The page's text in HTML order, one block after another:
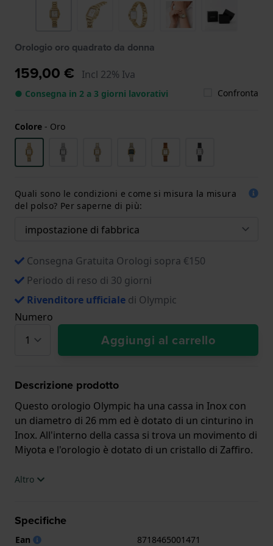
Orologio oro quadrato da donna
159,00 € Incl 22% Iva
● Consegna in 2 a 3 giorni lavorativi Confronta
Colore - Oro
Quali sono le condizioni e come si misura la misura
del polso? Per saperne di più:
Consegna Gratuita Orologi sopra €150
Periodo di reso di 30 giorni
Rivenditore ufficiale di Olympic
Numero
Aggiungi al carrello
Descrizione prodotto
Questo orologio Olympic ha una cassa in Inox con
un diametro di 26 mm ed è dotato di un cinturino in
Inox. All'interno della cassa si trova un movimento di
Miyota e l'orologio è dotato di un cristallo di Zaffiro.
L'orologio è impermeabile a 5ATM. Questo significa
.
Altro
Specifiche
Ean
8718465001471